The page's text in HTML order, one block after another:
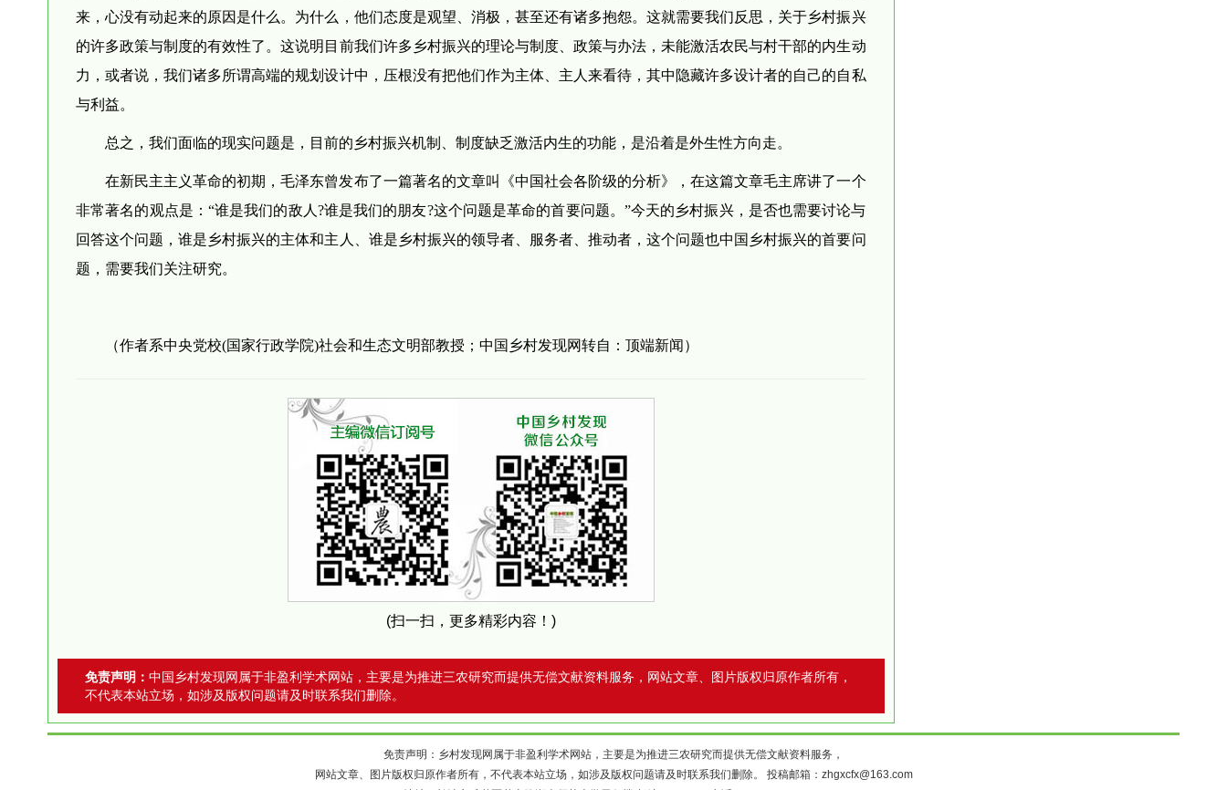
来，心没有动起来的原因是什么。为什么，他们态度是观望、消极，甚至还有诸多抱怨。这就需要我们反思，关于乡村振兴
的许多政策与制度的有效性了。这说明目前我们许多乡村振兴的理论与制度、政策与办法，未能激活农民与村干部的内生动
力，或者说，我们诸多所谓高端的规划设计中，压根没有把他们作为主体、主人来看待，其中隐藏许多设计者的自己的自私
与利益。
总之，我们面临的现实问题是，目前的乡村振兴机制、制度缺乏激活内生的功能，是沿着是外生性方向走。
在新民主主义革命的初期，毛泽东曾发布了一篇著名的文章叫《中国社会各阶级的分析》，在这篇文章毛主席讲了一个
非常著名的观点是：“谁是我们的敌人?谁是我们的朋友?这个问题是革命的首要问题。”今天的乡村振兴，是否也需要讨论与
回答这个问题，谁是乡村振兴的主体和主人、谁是乡村振兴的领导者、服务者、推动者，这个问题也中国乡村振兴的首要问
题，需要我们关注研究。
（作者系中央党校(国家行政学院)社会和生态文明部教授；中国乡村发现网转自：顶端新闻）
(扫一扫，更多精彩内容！)
免责声明： 中国乡村发现网属于非盈利学术网站，主要是为推进三农研究而提供无偿文献资料服务，网站文章、图片版权归原作者所有，
不代表本站立场，如涉及版权问题请及时联系我们删除。
免责声明：乡村发现网属于非盈利学术网站，主要是为推进三农研究而提供无偿文献资料服务，
网站文章、图片版权归原作者所有，不代表本站立场，如涉及版权问题请及时联系我们删除。 投稿邮箱： zhgxcfx@163.com